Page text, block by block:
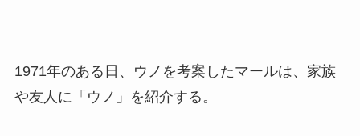
1971年のある日、ウノを考案したマールは、家族
や友人に「ウノ」を紹介する。